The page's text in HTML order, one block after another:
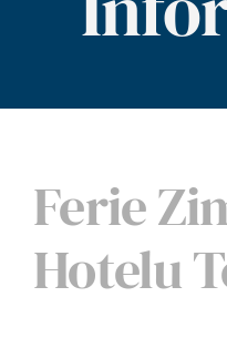
Kontakt
Ferie
Hotelu